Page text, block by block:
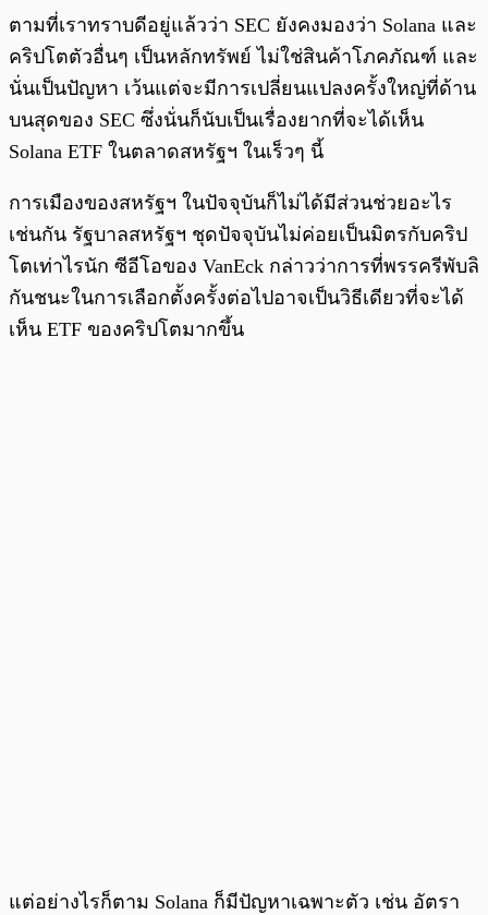
ตามที่เราทราบดีอยู่แล้วว่า SEC ยังคงมองว่า Solana และ
คริปโตตัวอื่นๆ เป็นหลักทรัพย์ ไม่ใช่สินค้าโภคภัณฑ์ และ
นั่นเป็นปัญหา เว้นแต่จะมีการเปลี่ยนแปลงครั้งใหญ่ที่ด้าน
บนสุดของ SEC ซึ่งนั่นก็นับเป็นเรื่องยากที่จะได้เห็น
Solana ETF ในตลาดสหรัฐฯ ในเร็วๆ นี้
การเมืองของสหรัฐฯ ในปัจจุบันก็ไม่ได้มีส่วนช่วยอะไร
เช่นกัน รัฐบาลสหรัฐฯ ชุดปัจจุบันไม่ค่อยเป็นมิตรกับคริป
โตเท่าไรนัก ซีอีโอของ VanEck กล่าวว่าการที่พรรครีพับลิ
กันชนะในการเลือกตั้งครั้งต่อไปอาจเป็นวิธีเดียวที่จะได้
เห็น ETF ของคริปโตมากขึ้น
แต่อย่างไรก็ตาม Solana ก็มีปัญหาเฉพาะตัว เช่น อัตรา